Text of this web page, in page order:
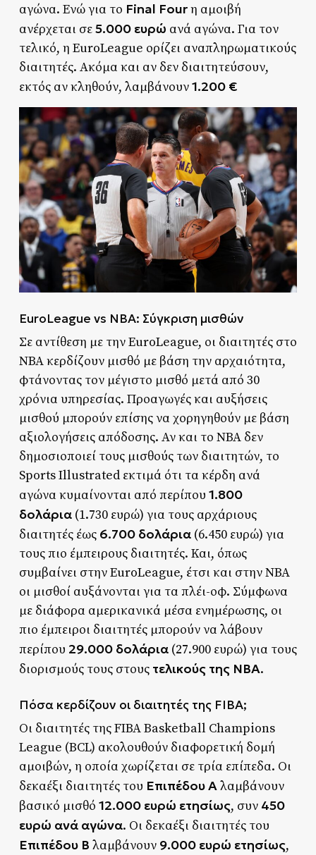
αγώνα. Ενώ για το Final Fourη αμοιβή
ανέρχεται σε5.000 ευρώ ανά αγώνα. Για τον
τελικό, η EuroLeague ορίζει αναπληρωματικούς
διαιτητές. Ακόμα και αν δεν διαιτητεύσουν,
εκτός αν κληθούν, λαμβάνουν1.200 €
EuroLeague vs NBA: Σύγκριση μισθών
Σε αντίθεση με την EuroLeague, οι διαιτητές στο
NBA κερδίζουν μισθό με βάση την αρχαιότητα,
φτάνοντας τον μέγιστο μισθό μετά από 30
χρόνια υπηρεσίας. Προαγωγές και αυξήσεις
μισθού μπορούν επίσης να χορηγηθούν με βάση
αξιολογήσεις απόδοσης. Αν και το NBA δεν
δημοσιοποιεί τους μισθούς των διαιτητών, το
Sports Illustrated εκτιμά ότι τα κέρδη ανά
αγώνα κυμαίνονται από περίπου 1.800
δολάρια(1.730 ευρώ) για τους αρχάριους
διαιτητές έως 6.700 δολάρια(6.450 ευρώ) για
τους πιο έμπειρους διαιτητές. Και, όπως
συμβαίνει στην EuroLeague, έτσι και στην NBA
οι μισθοί αυξάνονται για τα πλέι-οφ. Σύμφωνα
με διάφορα αμερικανικά μέσα ενημέρωσης, οι
πιο έμπειροι διαιτητές μπορούν να λάβουν
περίπου 29.000 δολάρια(27.900 ευρώ) για τους
διορισμούς τους στους τελικούς της NBA.
Πόσα κερδίζουν οι διαιτητές της FIBA;
Οι διαιτητές της FIBA Basketball Champions
League (BCL) ακολουθούν διαφορετική δομή
αμοιβών, η οποία χωρίζεται σε τρία επίπεδα. Οι
δεκαέξι διαιτητές του Επιπέδου Αλαμβάνουν
βασικό μισθό 12.000 ευρώ ετησίως, συν 450
ευρώ ανά αγώνα. Οι δεκαέξι διαιτητές του
Επιπέδου Β λαμβάνουν 9.000 ευρώ ετησίως,